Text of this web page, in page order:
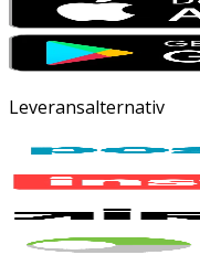
Leveransalternativ